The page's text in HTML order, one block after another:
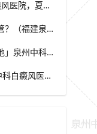
“余热未散秋风渐起”✨泉州中科白癜风医院，夏秋交替，白癜风患者饮食要多留心
立秋气温回落，白癜风就能放任不管？（福建泉州中科白癜风医院）这些误区要避开
【八月下旬白癜风常识】「泉州本地」泉州中科白癜风医院，换季调适，守护皮肤健康状态
“夏秋更迭白斑隐患多”｜福建泉州中科白癜风医院，白斑出现变化，切莫盲目自行处理